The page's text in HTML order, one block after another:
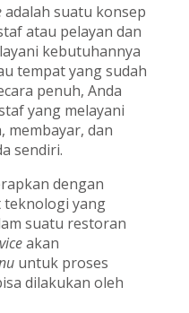
adalah suatu konsep
atau pelayan dan
kebutuhannya
tempat yang sudah
penuh, Anda
yang melayani
membayar, dan
sendiri.
dengan
yang
suatu restoran
akan
untuk proses
dilakukan oleh